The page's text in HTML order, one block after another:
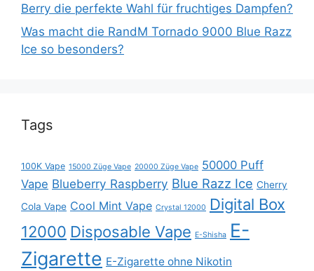
Berry die perfekte Wahl für fruchtiges Dampfen?
Was macht die RandM Tornado 9000 Blue Razz
Ice so besonders?
Tags
100K Vape 15000 Züge Vape 20000 Züge Vape 50000 Puff
Vape Blueberry Raspberry Blue Razz Ice Cherry
Cola Vape Cool Mint Vape Crystal 12000
Digital Box
12000 Disposable Vape E-Shisha E-
Zigarette E-Zigarette ohne Nikotin